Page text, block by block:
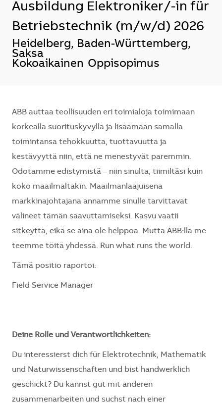
Ausbildung Elektroniker/-in für
Betriebstechnik (m/w/d) 2026
Sijainti
Heidelberg, Baden-Württemberg,
Saksa
Kokoaikainen Oppisopimus
ABB auttaa teollisuuden eri toimialoja toimimaan
korkealla suorituskyvyllä ja lisäämään samalla
toimintansa tehokkuutta, tuottavuutta ja
kestävyyttä niin, että ne menestyvät paremmin.
Odotamme edistymistä – niin sinulta, tiimiltäsi kuin
koko maailmaltakin. Maailmanlaajuisena
markkinajohtajana annamme sinulle tarvittavat
välineet tämän saavuttamiseksi. Kasvu vaatii
sitkeyttä, eikä se aina ole helppoa. Mutta ABB:llä me
teemme töitä yhdessä. Run what runs the world.
Tämä positio raportoi:
Field Service Manager
Deine Rolle und Verantwortlichkeiten:
Du interessierst dich für Elektrotechnik, Mathematik
und Naturwissenschaften und bist handwerklich
geschickt? Du kannst gut mit anderen
zusammenarbeiten und suchst nach einer